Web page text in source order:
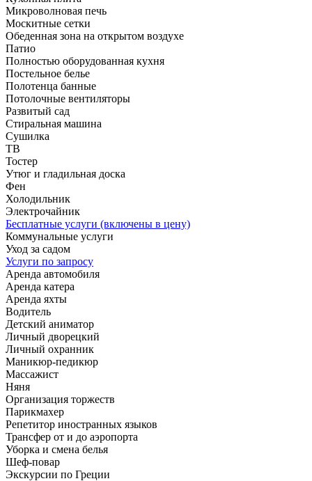
Микроволновая печь
Москитные сетки
Обеденная зона на открытом воздухе
Патио
Полностью оборудованная кухня
Постельное белье
Полотенца банные
Потолочные вентиляторы
Развитый сад
Стиральная машина
Сушилка
ТВ
Тостер
Утюг и гладильная доска
Фен
Холодильник
Электрочайник
Бесплатные услуги (включены в цену)
Коммунальные услуги
Уход за садом
Услуги по запросу
Аренда автомобиля
Аренда катера
Аренда яхты
Водитель
Детский аниматор
Личный дворецкий
Личный охранник
Маникюр-педикюр
Массажист
Няня
Организация торжеств
Парикмахер
Репетитор иностранных языков
Трансфер от и до аэропорта
Уборка и смена белья
Шеф-повар
Экскурсии по Греции